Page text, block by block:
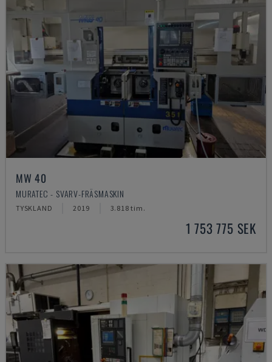
MW 40
MURATEC - SVARV-FRÄSMASKIN
TYSKLAND 2019 3.818 tim.
1 753 775 SEK